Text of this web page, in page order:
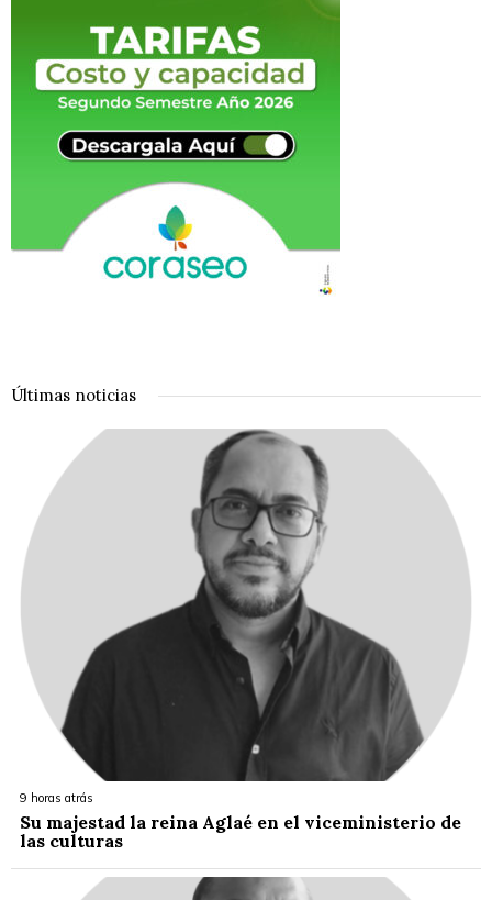
Últimas noticias
9 horas atrás
Su majestad la reina Aglaé en el viceministerio de
las culturas